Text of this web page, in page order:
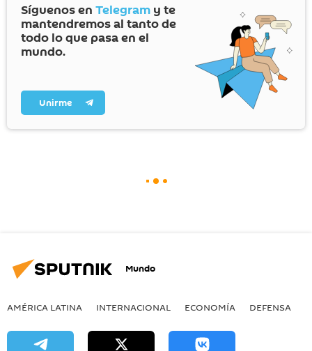
Síguenos en Telegram y te
mantendremos al tanto de
todo lo que pasa en el
mundo.
Unirme
Mundo
AMÉRICA LATINA INTERNACIONAL ECONOMÍA DEFENSA